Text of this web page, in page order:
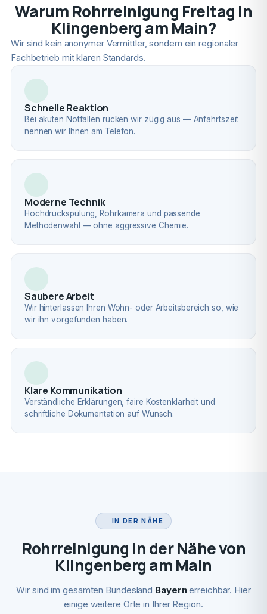
Warum Rohrreinigung Freitag in
Klingenberg am Main?
Wir sind kein anonymer Vermittler, sondern ein regionaler
Fachbetrieb mit klaren Standards.
Schnelle Reaktion
Bei akuten Notfällen rücken wir zügig aus — Anfahrtszeit
nennen wir Ihnen am Telefon.
Moderne Technik
Hochdruckspülung, Rohrkamera und passende
Methodenwahl — ohne aggressive Chemie.
Saubere Arbeit
Wir hinterlassen Ihren Wohn- oder Arbeitsbereich so, wie
wir ihn vorgefunden haben.
Klare Kommunikation
Verständliche Erklärungen, faire Kostenklarheit und
schriftliche Dokumentation auf Wunsch.
IN DER NÄHE
Rohrreinigung in der Nähe von
Klingenberg am Main
Wir sind im gesamten Bundesland Bayernerreichbar. Hier
einige weitere Orte in Ihrer Region.